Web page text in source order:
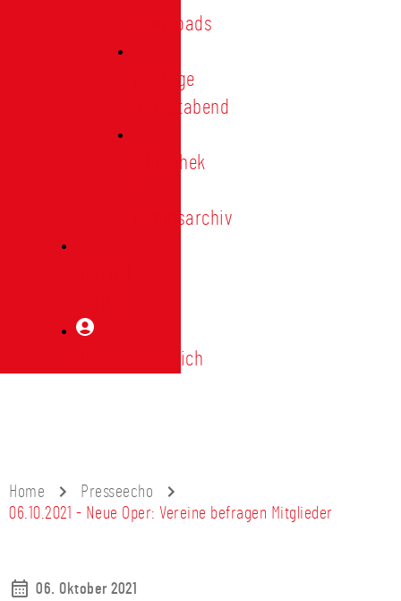
Downloads
Vorträge
Heimatabend
Bibliothek
Vereinsarchiv
Mitgliederbereich
Home
Presseecho
06.10.2021 - Neue Oper: Vereine befragen Mitglieder
06. Oktober 2021